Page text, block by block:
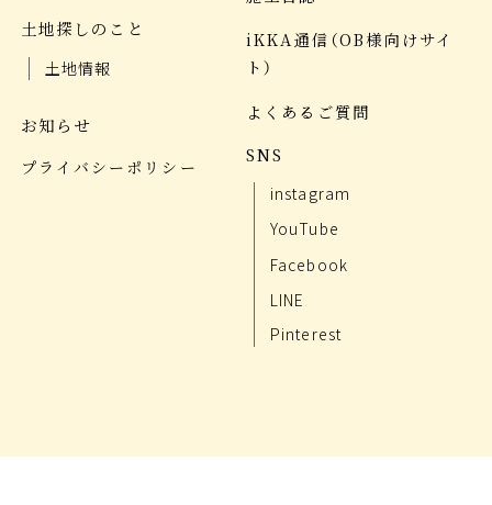
土地探しのこと
土地情報
お知らせ
プライバシーポリシー
iKKA通信（OB様向けサイ
ト）
よくあるご質問
SNS
instagram
YouTube
Facebook
LINE
Pinterest